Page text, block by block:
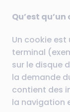
Qu’est qu’un
Un cookie est
terminal
sur le disque
la demande
contient des
la navigation